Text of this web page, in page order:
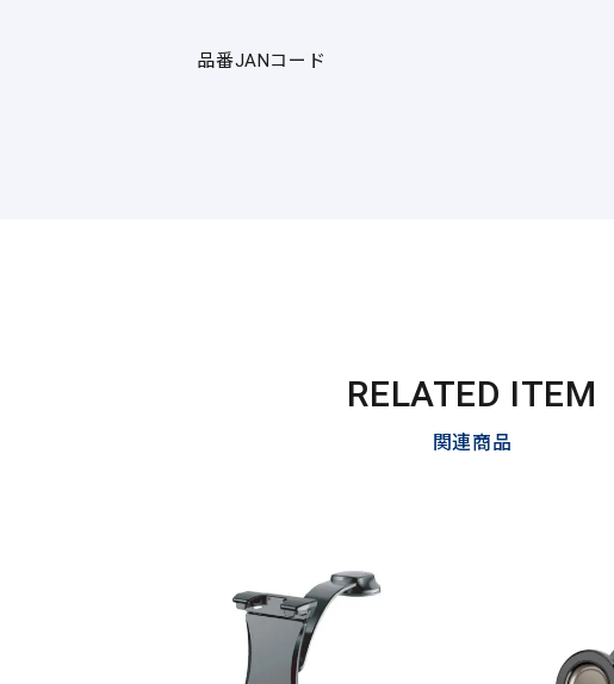
品番JANコード
RELATED ITEM
関連商品